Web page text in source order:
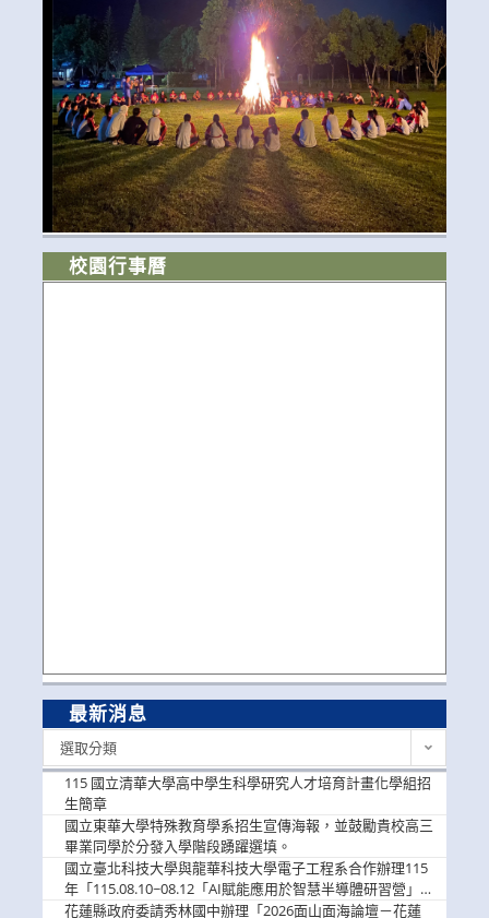
校園行事曆
最新消息
選取分類
115 國立清華大學高中學生科學研究人才培育計畫化學組招
生簡章
國立東華大學特殊教育學系招生宣傳海報，並鼓勵貴校高三
畢業同學於分發入學階段踴躍選填。
國立臺北科技大學與龍華科技大學電子工程系合作辦理115
年「115.08.10~08.12「AI賦能應用於智慧半導體研習營」，
歡迎學生踴躍報名參加
花蓮縣政府委請秀林國中辦理「2026面山面海論壇－花蓮